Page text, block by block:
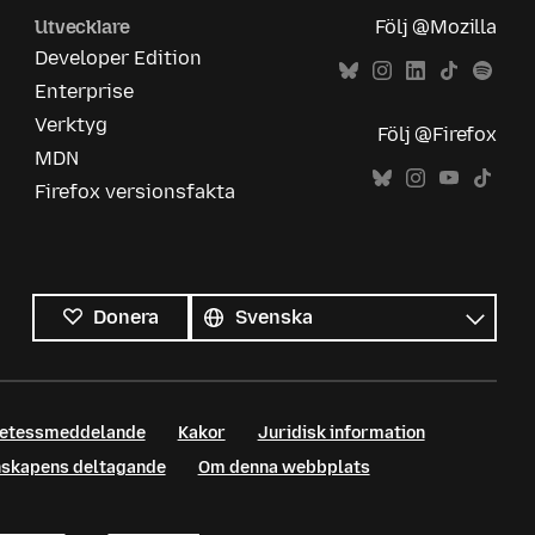
Utvecklare
Developer Edition
Enterprise
Verktyg
MDN
Firefox versionsfakta
Följ @Mozilla
Följ @Firefox
Donera
språk
Språk
Kakor
Juridisk information
deltagande
Om denna webbplats